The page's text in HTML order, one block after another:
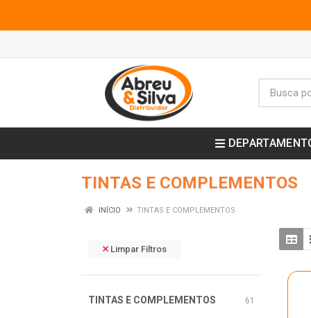
TINTAS E COMPLEMENTOS
INÍCIO TINTAS E COMPLEMENTOS
Limpar Filtros
TINTAS E COMPLEMENTOS 61